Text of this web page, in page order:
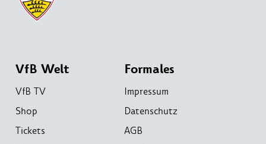
VfB Welt
VfB TV
Shop
Tickets
Formales
Impressum
Datenschutz
AGB